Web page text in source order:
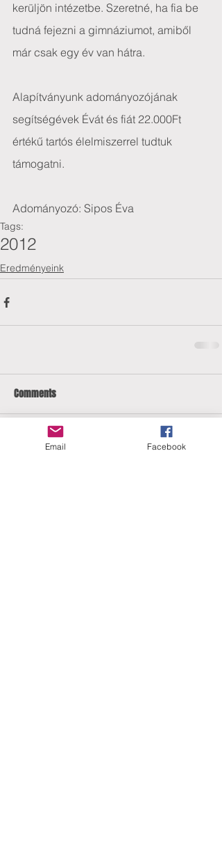
kerüljön intézetbe. Szeretné, ha fia be
tudná fejezni a gimnáziumot, amiből
már csak egy év van hátra.
Alapítványunk adományozójának
segítségévek Évát és fiát 22.000Ft
értékű tartós élelmiszerrel tudtuk
támogatni.
Adományozó: Sipos Éva
Tags:
2012
Eredményeink
Comments
Write a comment...
Email Facebook